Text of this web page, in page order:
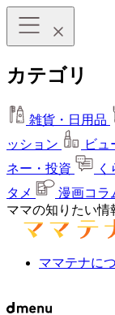
カテゴリ
雑貨・日用品
ッション
ビュ
ネー・投資
く
タメ
漫画コラ
ママの知りたい情
ママテナに